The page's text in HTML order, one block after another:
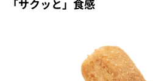
「サクッと」食感